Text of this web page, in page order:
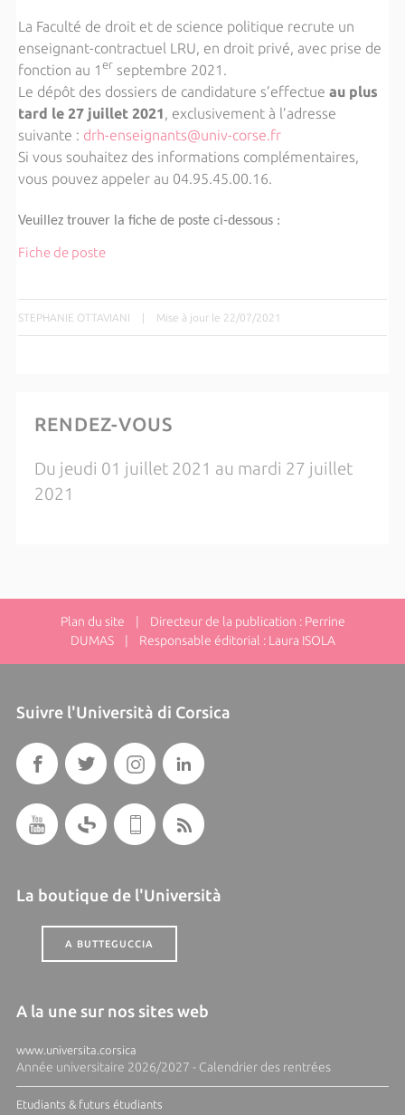
La Faculté de droit et de science politique recrute un
enseignant-contractuel LRU, en droit privé, avec prise de
fonction au 1 er septembre 2021.
Le dépôt des dossiers de candidature s’effectue au plus
tard le 27 juillet 2021, exclusivement à l’adresse
suivante : drh-enseignants@univ-corse.fr
Si vous souhaitez des informations complémentaires,
vous pouvez appeler au 04.95.45.00.16.
Veuillez trouver la fiche de poste ci-dessous :
Fiche de poste
STEPHANIE OTTAVIANI | Mise à jour le 22/07/2021
RENDEZ-VOUS
Du jeudi 01 juillet 2021 au mardi 27 juillet
2021
Plan du site | Directeur de la publication : Perrine
DUMAS | Responsable éditorial : Laura ISOLA
Suivre l'Università di Corsica
La boutique de l'Università
A BUTTEGUCCIA
A la une sur nos sites web
www.universita.corsica
Année universitaire 2026/2027 - Calendrier des rentrées
Etudiants & futurs étudiants